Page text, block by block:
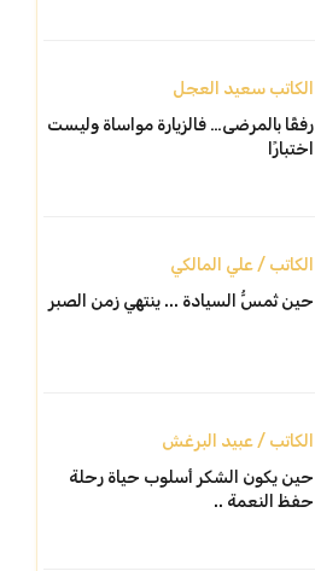
الكاتب سعيد العجل
رفقًا بالمرضى… فالزيارة مواساة وليست
اختبارًا
الكاتب / علي المالكي
حين تُمسُّ السيادة ... ينتهي زمن الصبر
الكاتب / عبيد البرغش
حين يكون الشكر أسلوب حياة رحلة
حفظ النعمة ..